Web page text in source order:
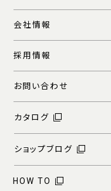
会社情報
採用情報
お問い合わせ
カタログ
ショップブログ
HOW TO